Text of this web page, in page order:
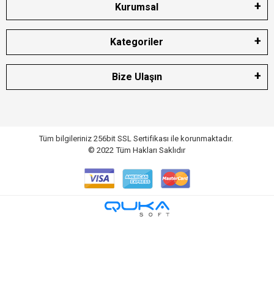
Kurumsal
Kategoriler
Bize Ulaşın
Tüm bilgileriniz 256bit SSL Sertifikası ile korunmaktadır.
© 2022Tüm Hakları Saklıdır